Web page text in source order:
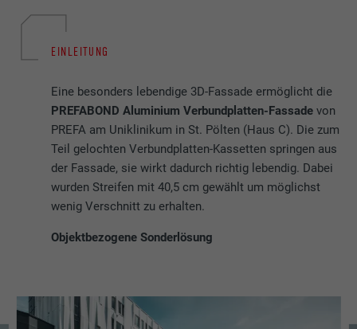
EINLEITUNG
Eine besonders lebendige 3D-Fassade ermöglicht die
PREFABOND Aluminium Verbundplatten-Fassade von
PREFA am Uniklinikum in St. Pölten (Haus C). Die zum
Teil gelochten Verbundplatten-Kassetten springen aus
der Fassade, sie wirkt dadurch richtig lebendig. Dabei
wurden Streifen mit 40,5 cm gewählt um möglichst
wenig Verschnitt zu erhalten.
Objektbezogene Sonderlösung